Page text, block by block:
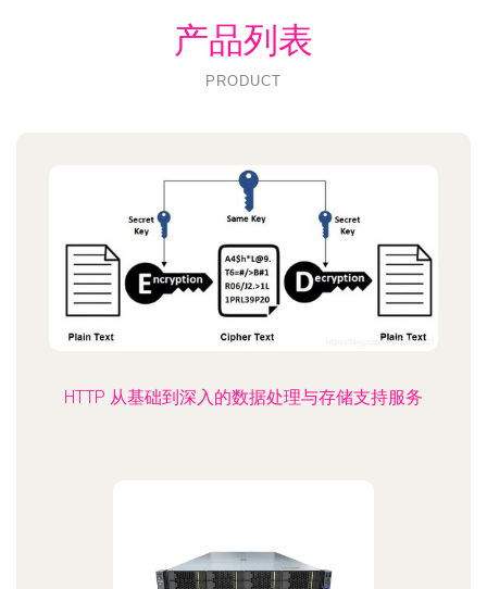
产品列表
PRODUCT
HTTP 从基础到深入的数据处理与存储支持服务